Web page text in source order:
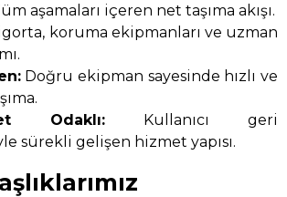
aşamaları içeren net taşıma akışı.
koruma ekipmanları ve uzman
Doğru ekipman sayesinde hızlı ve
Odaklı: Kullanıcı geri
sürekli gelişen hizmet yapısı.